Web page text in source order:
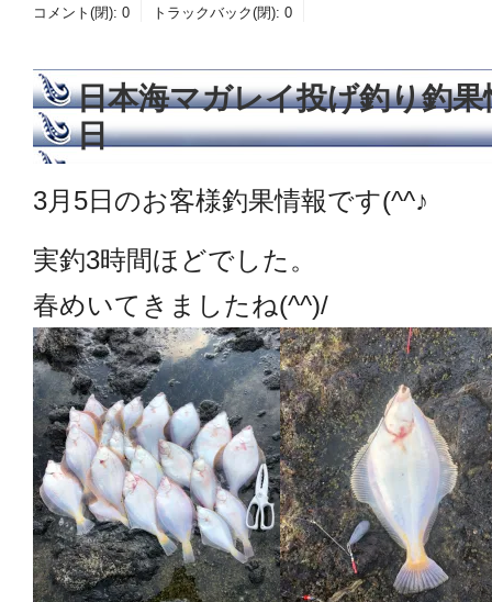
コメント(閉): 0 トラックバック(閉): 0
日本海マガレイ投げ釣り釣
日
3月5日のお客様釣果情報です(^^♪
実釣3時間ほどでした。
春めいてきましたね(^^)/